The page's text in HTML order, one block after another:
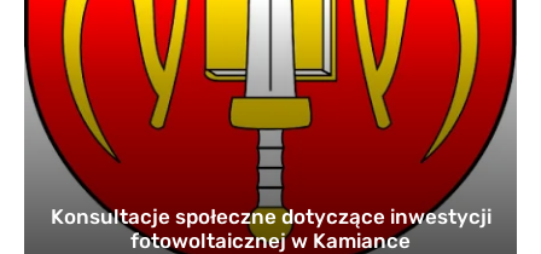
Konsultacje społeczne dotyczące inwestycji
fotowoltaicznej w Kamiance